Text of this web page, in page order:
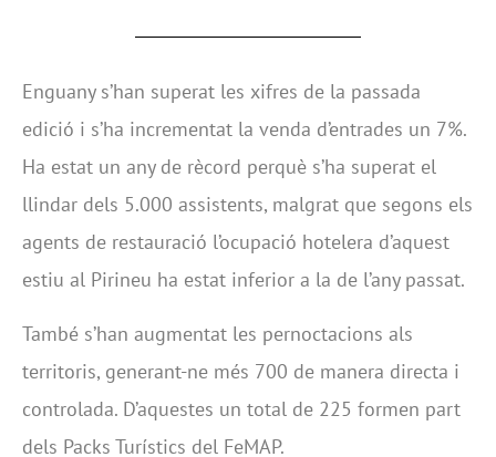
Enguany s’han superat les xifres de la passada
edició i s’ha incrementat la venda d’entrades un 7%.
Ha estat un any de rècord perquè s’ha superat el
llindar dels 5.000 assistents, malgrat que segons els
agents de restauració l’ocupació hotelera d’aquest
estiu al Pirineu ha estat inferior a la de l’any passat.
També s’han augmentat les pernoctacions als
territoris, generant-ne més 700 de manera directa i
controlada. D’aquestes un total de 225 formen part
dels Packs Turístics del FeMAP.